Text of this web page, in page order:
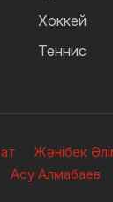
Хоккей
Теннис
Жәнібек
Асу Алмабаев